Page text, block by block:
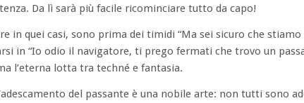
Da lì sarà più facile ricominciare tutto da capo!
in quei casi, sono prima dei timidi “Ma sei sicuro che stiamo
in “Io odio il navigatore, ti prego fermati che trovo un
l’eterna lotta tra techné e fantasia.
del passante è una nobile arte: non tutti sono